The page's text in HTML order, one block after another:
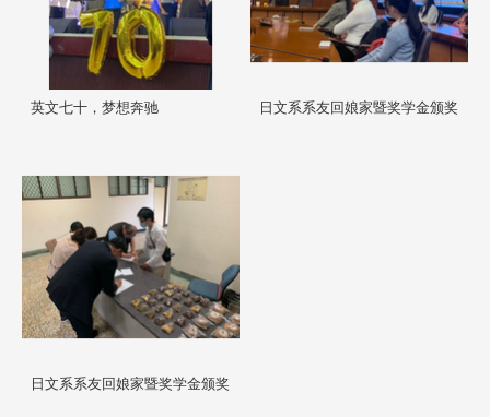
英文七十，梦想奔驰 日文系系友回娘家暨奖学金颁奖
日文系系友回娘家暨奖学金颁奖